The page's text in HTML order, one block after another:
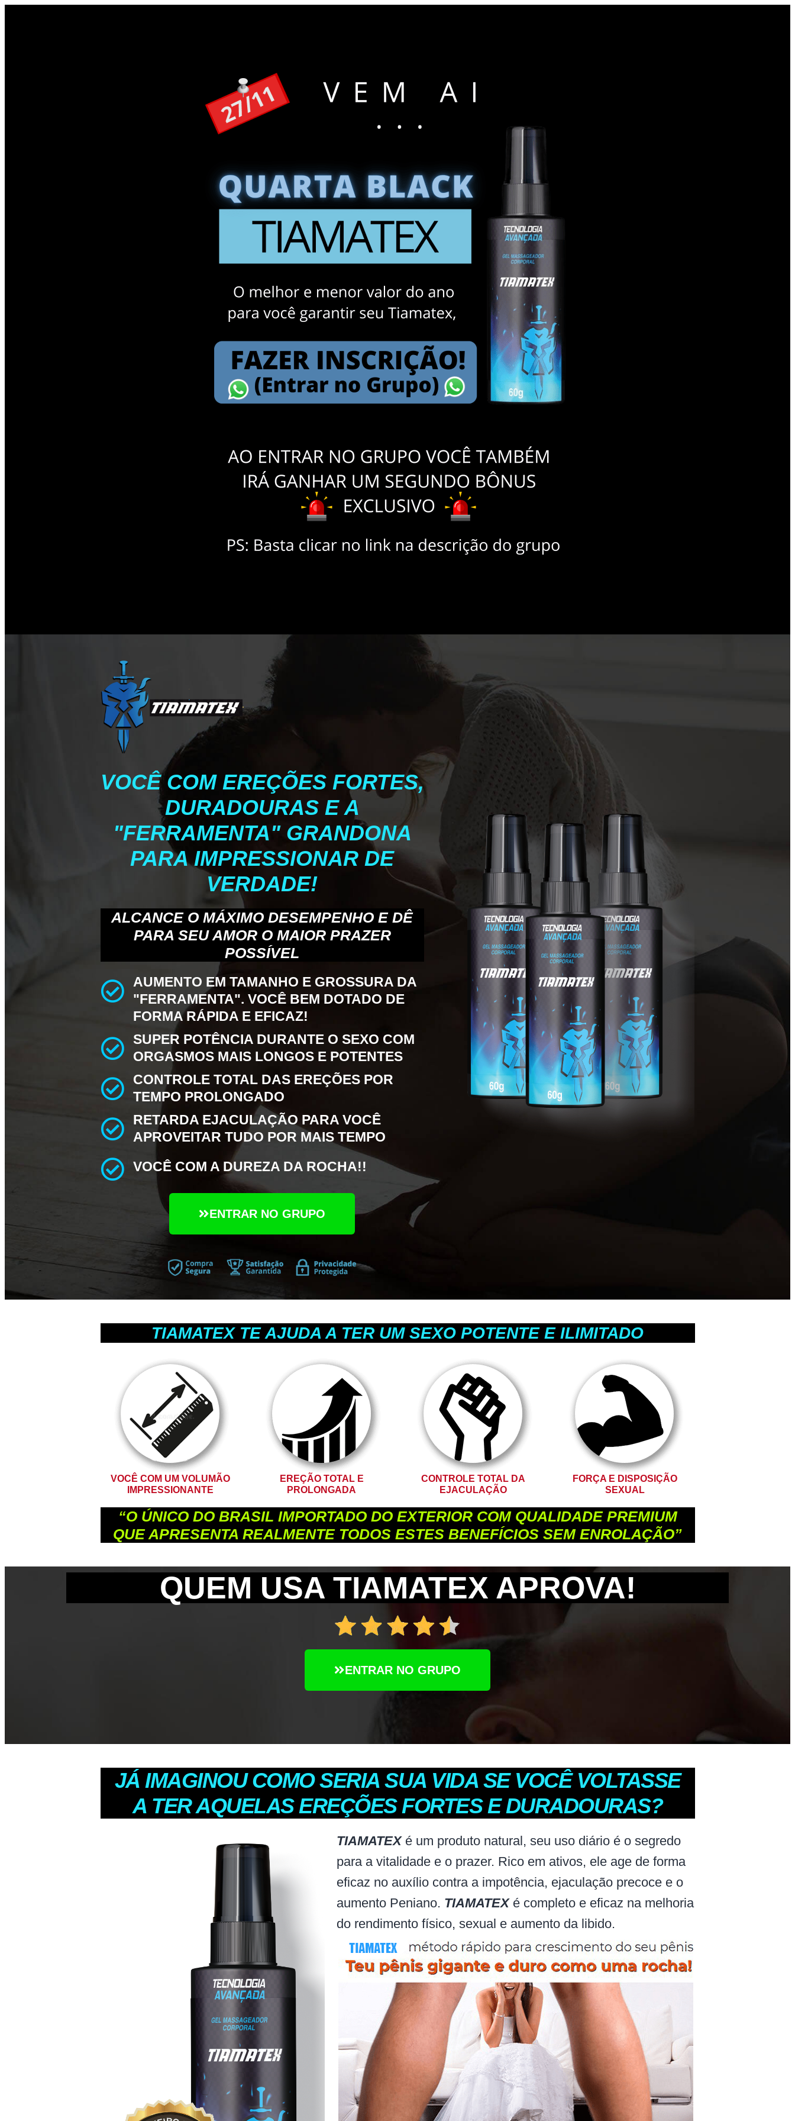
VOCÊ COM EREÇÕES FORTES,
DURADOURAS E A
"FERRAMENTA" GRANDONA
PARA IMPRESSIONAR DE
VERDADE!
ALCANCE O MÁXIMO DESEMPENHO E DÊ
PARA SEU AMOR O MAIOR PRAZER
POSSÍVEL
AUMENTO EM TAMANHO E GROSSURA DA
"FERRAMENTA". VOCÊ BEM DOTADO DE
FORMA RÁPIDA E EFICAZ!
SUPER POTÊNCIA DURANTE O SEXO COM
ORGASMOS MAIS LONGOS E POTENTES
CONTROLE TOTAL DAS EREÇÕES POR
TEMPO PROLONGADO
RETARDA EJACULAÇÃO PARA VOCÊ
APROVEITAR TUDO POR MAIS TEMPO
VOCÊ COM A DUREZA DA ROCHA!!
ENTRAR NO GRUPO
TIAMATEX TE AJUDA A TER UM SEXO POTENTE E ILIMITADO
VOCÊ COM UM VOLUMÃO
IMPRESSIONANTE
EREÇÃO TOTAL E
PROLONGADA
CONTROLE TOTAL DA
EJACULAÇÃO
FORÇA E DISPOSIÇÃO
SEXUAL
“O ÚNICO DO BRASIL IMPORTADO DO EXTERIOR COM QUALIDADE PREMIUM
QUE APRESENTA REALMENTE TODOS ESTES BENEFÍCIOS SEM ENROLAÇÃO”
QUEM USA TIAMATEX APROVA!
ENTRAR NO GRUPO
JÁ IMAGINOU COMO SERIA SUA VIDA SE VOCÊ VOLTASSE
A TER AQUELAS EREÇÕES FORTES E DURADOURAS?
TIAMATEX é um produto natural, seu uso diário é o segredo
para a vitalidade e o prazer. Rico em ativos, ele age de forma
eficaz no auxílio contra a impotência, ejaculação precoce e o
aumento Peniano. TIAMATEX é completo e eficaz na melhoria
do rendimento físico, sexual e aumento da libido.